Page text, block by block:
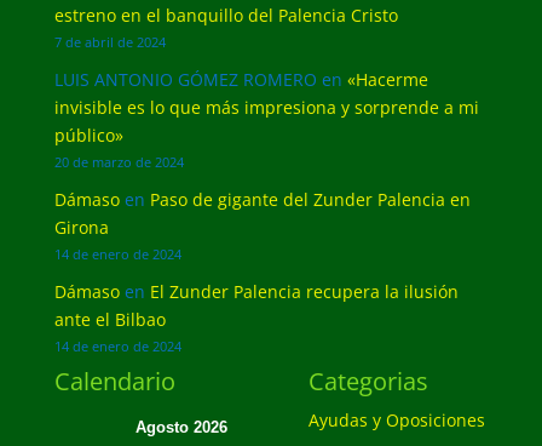
estreno en el banquillo del Palencia Cristo
7 de abril de 2024
LUIS ANTONIO GÓMEZ ROMERO en «Hacerme
invisible es lo que más impresiona y sorprende a mi
público»
20 de marzo de 2024
Dámasoen Paso de gigante del Zunder Palencia en
Girona
14 de enero de 2024
Dámasoen El Zunder Palencia recupera la ilusión
ante el Bilbao
14 de enero de 2024
Calendario
Agosto 2026
Categorias
Ayudas y Oposiciones